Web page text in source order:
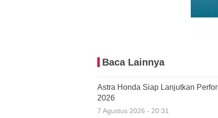
Baca Lainnya
Astra Honda Siap Lanjutkan
2026
7 Agustus 2026 - 20:31